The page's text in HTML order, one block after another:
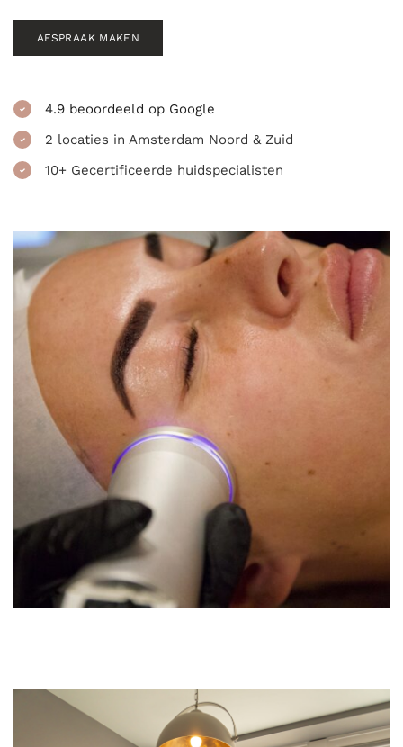
AFSPRAAK MAKEN
4.9 beoordeeld op Google
2 locaties in Amsterdam Noord & Zuid
10+ Gecertificeerde huidspecialisten